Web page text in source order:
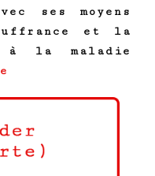
ses moyens
et la
à la maladie